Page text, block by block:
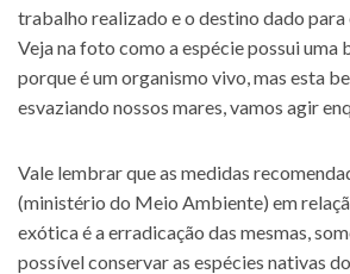
trabalho realizado e o destino dado para
Veja na foto como a espécie possui uma
porque é um organismo vivo, mas esta
esvaziando nossos mares, vamos agir
Vale lembrar que as medidas
(ministério do Meio Ambiente) em
exótica é a erradicação das mesmas,
possível conservar as espécies nativas